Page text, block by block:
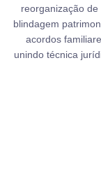
reorganização
blindagem
acordos
unindo técnica